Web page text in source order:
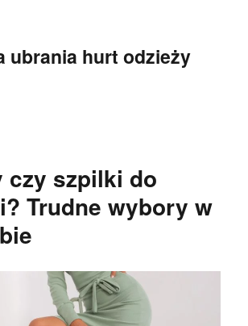
ubrania hurt odzieży
czy szpilki do
Trudne wybory w